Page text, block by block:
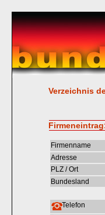
Verzeichnis
Firmenname
Adresse
PLZ / Ort
Bundesland
Telefon